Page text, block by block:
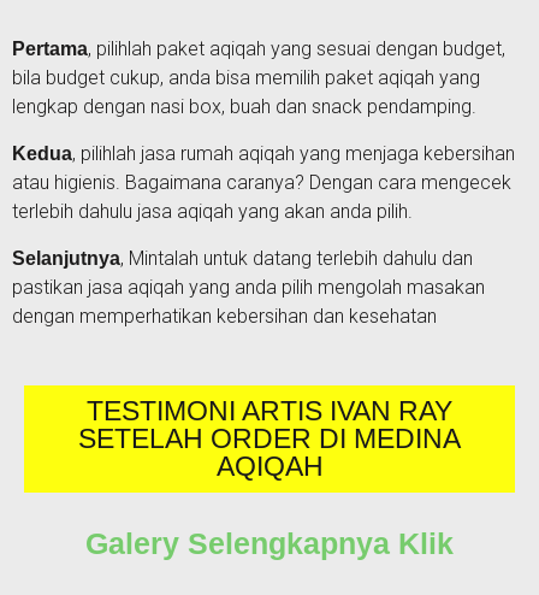
Pertama, pilihlah paket aqiqah yang sesuai dengan budget,
bila budget cukup, anda bisa memilih paket aqiqah yang
lengkap dengan nasi box, buah dan snack pendamping.
Kedua, pilihlah jasa rumah aqiqah yang menjaga kebersihan
atau higienis. Bagaimana caranya? Dengan cara mengecek
terlebih dahulu jasa aqiqah yang akan anda pilih.
Selanjutnya, Mintalah untuk datang terlebih dahulu dan
pastikan jasa aqiqah yang anda pilih mengolah masakan
dengan memperhatikan kebersihan dan kesehatan
TESTIMONI ARTIS IVAN RAY
SETELAH ORDER DI MEDINA
AQIQAH
Galery Selengkapnya Klik